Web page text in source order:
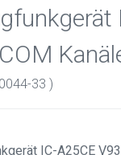
33 )